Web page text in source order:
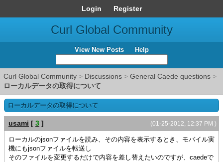
Login Register
Curl Global Community
View New Posts Help
Curl Global Community > Discussions > General Caede questions >
ローカルデータの取得について
ローカルデータの取得について
(01-25-2012, 12:37 PM )
usami [ 3 ]
ローカルのjsonファイルを読み、その内容を表示するとき、モバイル実
機にもjsonファイルを転送し
そのファイルを変更するだけで内容を差し替えたいのですが、caedeで